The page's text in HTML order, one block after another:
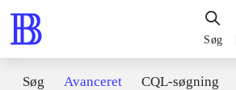
Søg
Søg Avanceret CQL-søgning